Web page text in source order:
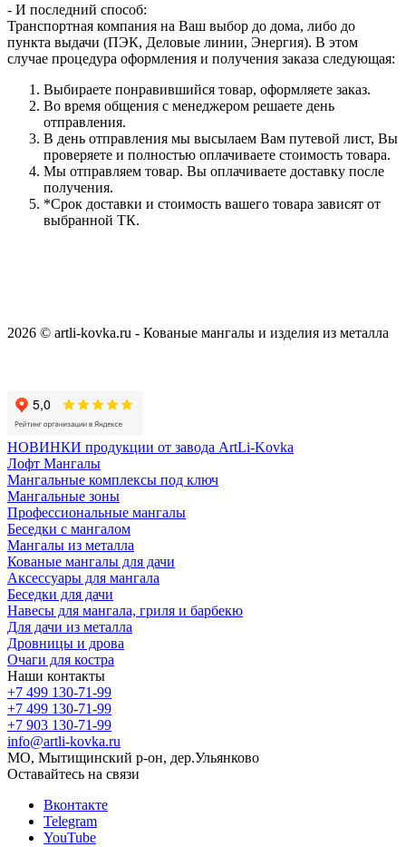
- И последний способ:
Транспортная компания на Ваш выбор до дома, либо до
пункта выдачи (ПЭК, Деловые линии, Энергия). В этом
случае процедура оформления и получения заказа следующая:
Выбираете понравившийся товар, оформляете заказ.
Во время общения с менеджером решаете день
отправления.
В день отправления мы высылаем Вам путевой лист, Вы
проверяете и полностью оплачиваете стоимость товара.
Мы отправляем товар. Вы оплачиваете доставку после
получения.
*Срок доставки и стоимость вашего товара зависят от
выбранной ТК.
2026 © artli-kovka.ru - Кованые мангалы и изделия из металла
НОВИНКИ продукции от завода ArtLi-Kovka
Лофт Мангалы
Мангальные комплексы под ключ
Мангальные зоны
Профессиональные мангалы
Беседки с мангалом
Мангалы из металла
Кованые мангалы для дачи
Аксессуары для мангала
Беседки для дачи
Навесы для мангала, гриля и барбекю
Для дачи из металла
Дровницы и дрова
Очаги для костра
Наши контакты
+7 499 130-71-99
+7 499 130-71-99
+7 903 130-71-99
info@artli-kovka.ru
МО, Мытищинский р-он, дер.Ульянково
Оставайтесь на связи
Вконтакте
Telegram
YouTube